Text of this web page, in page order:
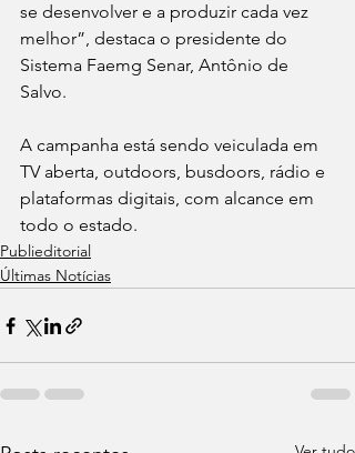
se desenvolver e a produzir cada vez
melhor”, destaca o presidente do
Sistema Faemg Senar, Antônio de
Salvo.
A campanha está sendo veiculada em
TV aberta, outdoors, busdoors, rádio e
plataformas digitais, com alcance em
todo o estado.
Publieditorial
Últimas Notícias